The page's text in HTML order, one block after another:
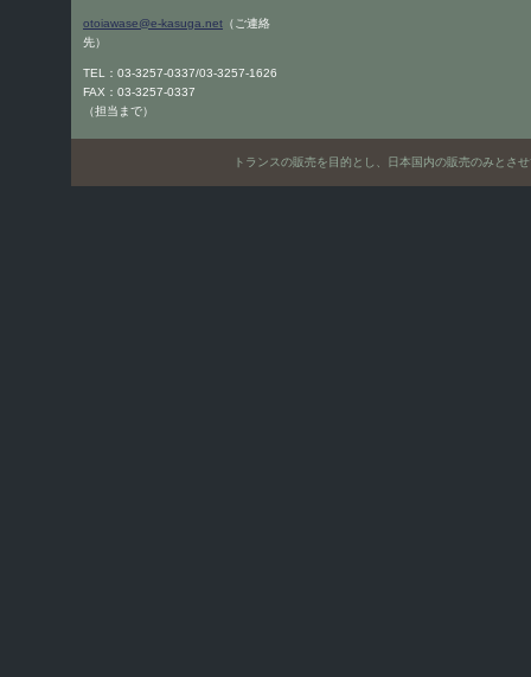
otoiawase@e-kasuga.net （ご連絡
先）
TEL：03-3257-0337/03-3257-1626
FAX：03-3257-0337
（担当まで）
トランスの販売を目的とし、日本国内の販売のみと